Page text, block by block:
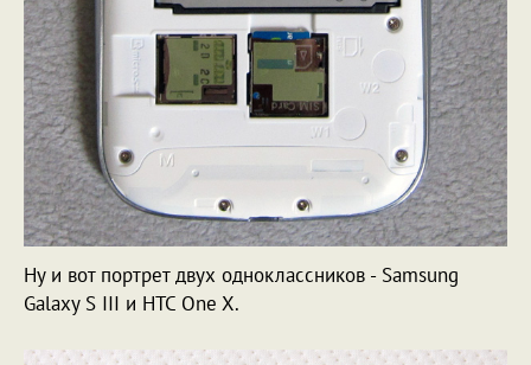
Ну и вот портрет двух одноклассников - Samsung
Galaxy S III и HTC One X.